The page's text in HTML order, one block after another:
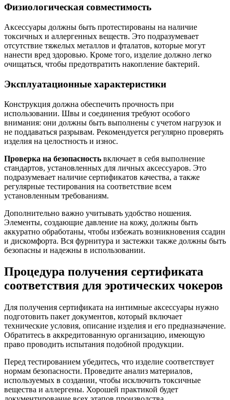
Физиологическая совместимость
Аксессуары должны быть протестированы на наличие
токсичных и аллергенных веществ. Это подразумевает
отсутствие тяжелых металлов и фталатов, которые могут
нанести вред здоровью. Кроме того, изделие должно легко
очищаться, чтобы предотвратить накопление бактерий.
Эксплуатационные характеристики
Конструкция должна обеспечить прочность при
использовании. Швы и соединения требуют особого
внимания: они должны быть выполнены с учетом нагрузок и
не поддаваться разрывам. Рекомендуется регулярно проверять
изделия на целостность и износ.
Проверка на безопасность включает в себя выполнение
стандартов, установленных для личных аксессуаров. Это
подразумевает наличие сертификатов качества, а также
регулярные тестирования на соответствие всем
установленным требованиям.
Дополнительно важно учитывать удобство ношения.
Элементы, создающие давление на кожу, должны быть
аккуратно обработаны, чтобы избежать возникновения ссадин
и дискомфорта. Вся фурнитура и застежки также должны быть
безопасны и надежны в использовании.
Процедура получения сертификата
соответствия для эротических чокеров
Для получения сертификата на интимные аксессуары нужно
подготовить пакет документов, который включает
технические условия, описание изделия и его предназначение.
Обратитесь в аккредитованную организацию, имеющую
право проводить испытания подобной продукции.
Перед тестированием убедитесь, что изделие соответствует
нормам безопасности. Проведите анализ материалов,
используемых в создании, чтобы исключить токсичные
вещества и аллергены. Хорошей практикой будет